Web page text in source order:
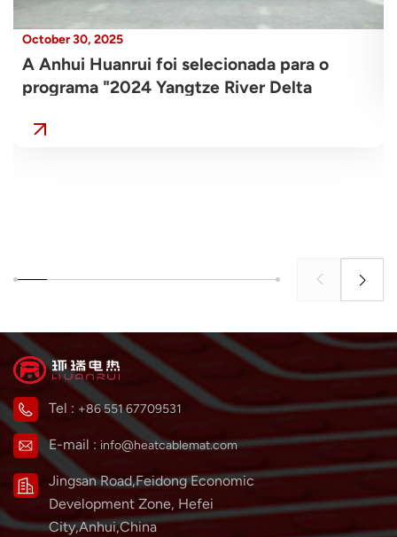
October 30, 2025
A Anhui Huanrui foi selecionada para o
programa "2024 Yangtze River Delta
inovação em materiais poliméricos para
Tel : +86 551 67709531
E-mail : info@heatcablemat.com
Jingsan Road,Feidong Economic
Development Zone, Hefei
City,Anhui,China